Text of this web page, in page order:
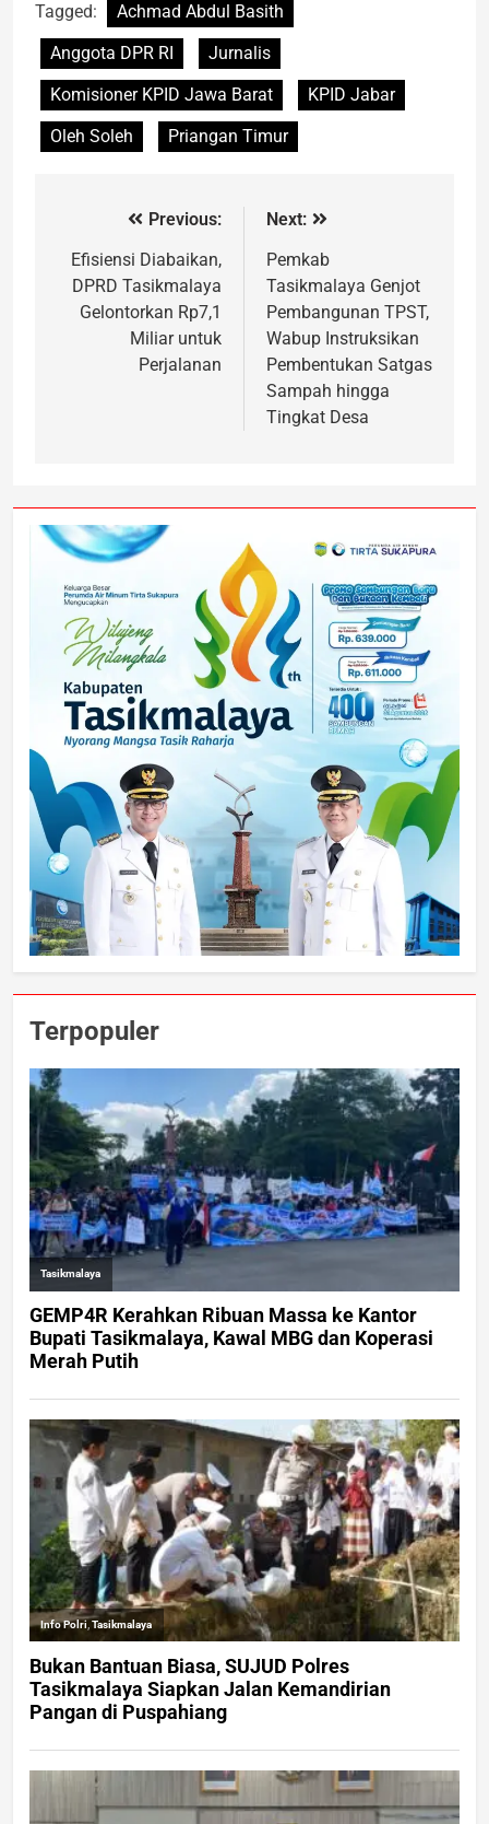
Tagged:
Achmad Abdul Basith
Anggota DPR RI
Jurnalis
Komisioner KPID Jawa Barat
KPID Jabar
Oleh Soleh
Priangan Timur
Previous:
Efisiensi Diabaikan,
DPRD Tasikmalaya
Gelontorkan Rp7,1
Miliar untuk
Perjalanan
Next:
Pemkab
Tasikmalaya Genjot
Pembangunan TPST,
Wabup Instruksikan
Pembentukan Satgas
Sampah hingga
Tingkat Desa
Terpopuler